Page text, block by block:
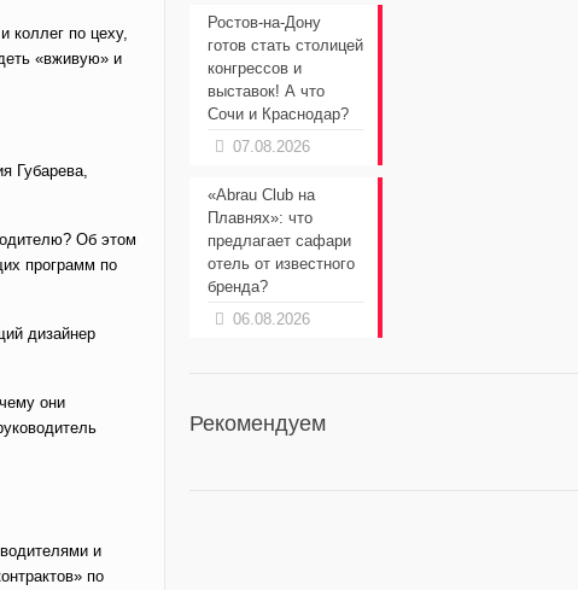
коллег по цеху,
«вживую» и
Губарева,
Об этом
программ по
дизайнер
они
и
по
Ростов-на-Дону
готов стать столицей
конгрессов и
выставок! А что
Сочи и Краснодар?
07.08.2026
«Abrau Club на
Плавнях»: что
предлагает сафари
отель от известного
бренда?
06.08.2026
Рекомендуем